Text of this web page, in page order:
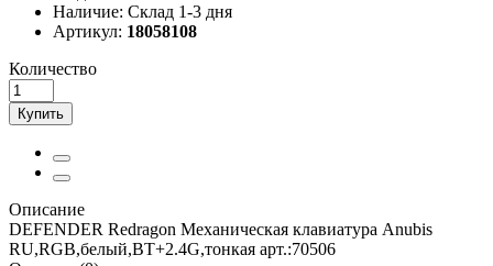
Наличие: Склад 1-3 дня
Артикул: 18058108
Количество
Купить
Описание
DEFENDER Redragon Механическая клавиатура Anubis
RU,RGB,белый,BT+2.4G,тонкая арт.:70506